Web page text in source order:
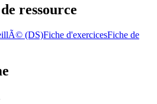
ressource
(DS)Fiche d'exercicesFiche de